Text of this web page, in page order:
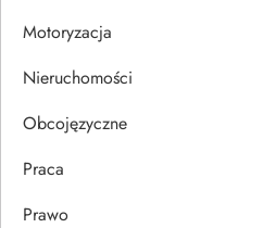
u
Motoryzacja
Nieruchomości
Obcojęzyczne
Praca
Prawo